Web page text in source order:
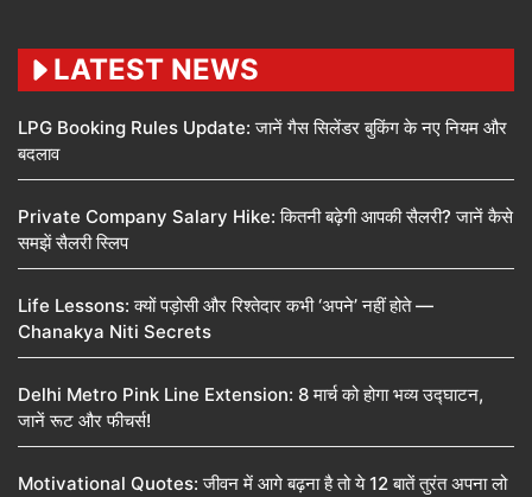
LATEST NEWS
LPG Booking Rules Update: जानें गैस सिलेंडर बुकिंग के नए नियम और
बदलाव
Private Company Salary Hike: कितनी बढ़ेगी आपकी सैलरी? जानें कैसे
समझें सैलरी स्लिप
Life Lessons: क्यों पड़ोसी और रिश्तेदार कभी ‘अपने’ नहीं होते —
Chanakya Niti Secrets
Delhi Metro Pink Line Extension: 8 मार्च को होगा भव्य उद्घाटन,
जानें रूट और फीचर्स!
Motivational Quotes: जीवन में आगे बढ़ना है तो ये 12 बातें तुरंत अपना लो